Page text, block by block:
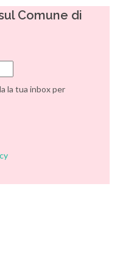
Comune di
la tua inbox per